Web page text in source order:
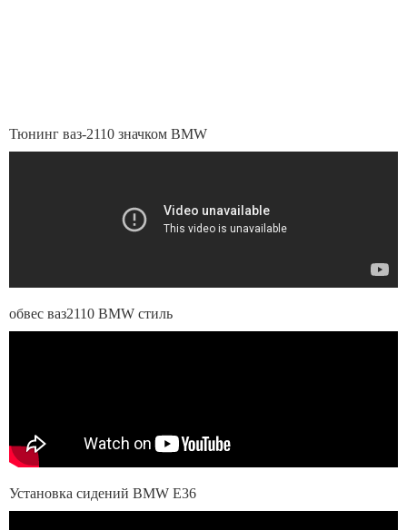
Тюнинг ваз-2110 значком BMW
обвес ваз2110 BMW стиль
Установка сидений BMW E36